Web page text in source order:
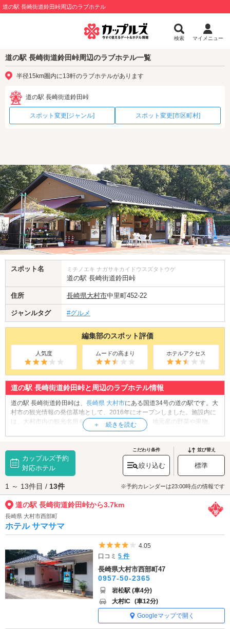
道の駅 長崎街道鈴田峠周辺のラブホテル
検索 マイメニュー
道の駅 長崎街道鈴田峠周辺のラブホテル一覧
半径15km圏内に13軒のラブホテルがあります
道の駅 長崎街道鈴田峠
スポット変更[ジャンル] スポット変更[市区町村]
スポット名 ミチノエキ ナガサキカイドウスズタトウゲ
道の駅 長崎街道鈴田峠
住所 長崎県大村市中里町452-22
ジャンルタグ #グルメ
編集部のスポット評価
人気度 ムードの高まり ホテルアクセス
道の駅 長崎街道鈴田峠と周辺のラブホテル情報
道の駅 長崎街道鈴田峠は、 長崎県 大村市にある国道34号の道の駅です。大
村市の観光情報の発信基地として、2016年にオープンしました。施設内に
は、大村市内の観光名所を紹介するコーナーの他、地元産の野菜や果物、
焼きたてのパンを販売する直売所や、旬の食材を活かしたメニューを提供
崎街道鈴田峠の名物といえば、コラーゲン入りのソフトクリーム。こちら
は「美しくなれるソフトクリーム」として知られています。ぜひご賞味く
ださい。
道の駅 長崎街道鈴田峠へは、
諫早エリアのラブホテルからもアクセスが便
利です。
カップルズ予約
対応ホテル
こだわり条件
絞り込む
並び替え
標準
1 ～ 13件目 / 13件 ※予約カレンダーは23:00時点の情報です
道の駅 長崎街道鈴田峠から3.7km
長崎県 大村市西部町
ホテル サマサマ
5つ星のうち4
4.05
口コミ5 件
長崎県大村市西部町47
0957-50-2365
岩松駅 (車4分)
大村IC (車12分)
Googleマップで開く